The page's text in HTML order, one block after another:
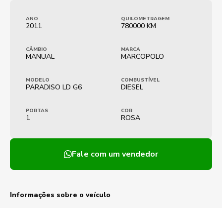
ANO
2011
QUILOMETRAGEM
780000 KM
CÂMBIO
MANUAL
MARCA
MARCOPOLO
MODELO
PARADISO LD G6
COMBUSTÍVEL
DIESEL
PORTAS
1
COR
ROSA
Fale com um vendedor
Informações sobre o veículo